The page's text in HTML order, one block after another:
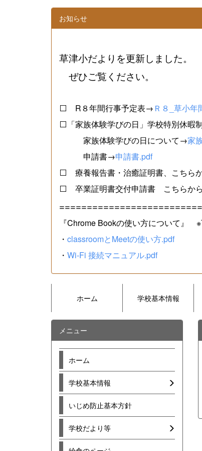
お知らせ
草津小だよりを更新しました。
ぜひご覧ください。
⬜ R８年間行事予定表→ Ｒ８_草小年
⬜「家族体験学びの日」学校特別休暇
家族体験学びの日について→家
申請書→申請書.pdf
⬜ 療養報告書・治癒証明書、こちら
⬜ 卒業証明書交付申請書 こちらか
『Chrome Bookの使い方について』
・ classroomとMeetの使い方.pdf
・ Wi-Fi 接続マニュアル.pdf
ホーム 学校基本情報
メニュー
ホーム
学校基本情報
いじめ防止基本方針
学校だより等